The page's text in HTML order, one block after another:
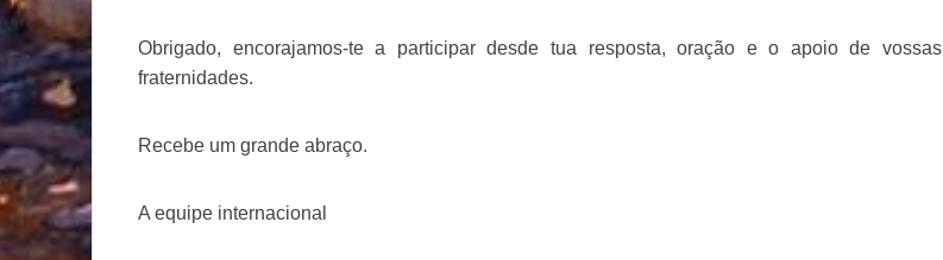
Obrigado, encorajamos-te a participar desde tua resposta, oração e o apoio de vossas
fraternidades.
Recebe um grande abraço.
A equipe internacional